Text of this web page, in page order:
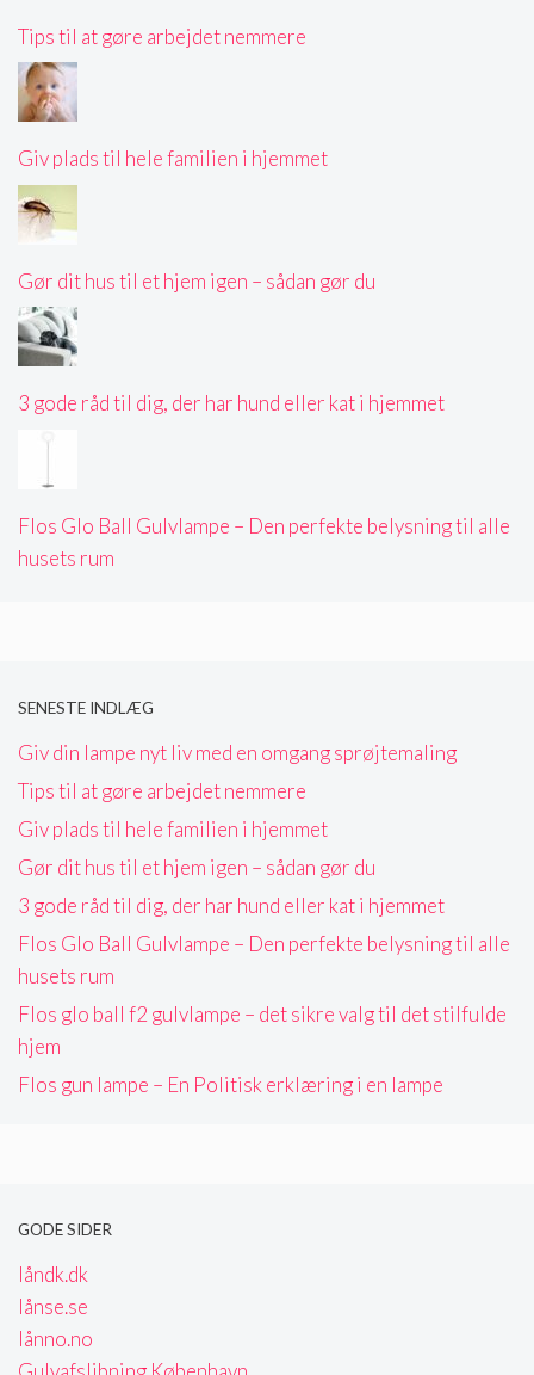
Tips til at gøre arbejdet nemmere
Giv plads til hele familien i hjemmet
Gør dit hus til et hjem igen – sådan gør du
3 gode råd til dig, der har hund eller kat i hjemmet
Flos Glo Ball Gulvlampe – Den perfekte belysning til alle
husets rum
SENESTE INDLÆG
Giv din lampe nyt liv med en omgang sprøjtemaling
Tips til at gøre arbejdet nemmere
Giv plads til hele familien i hjemmet
Gør dit hus til et hjem igen – sådan gør du
3 gode råd til dig, der har hund eller kat i hjemmet
Flos Glo Ball Gulvlampe – Den perfekte belysning til alle
husets rum
Flos glo ball f2 gulvlampe – det sikre valg til det stilfulde
hjem
Flos gun lampe – En Politisk erklæring i en lampe
GODE SIDER
låndk.dk
lånse.se
lånno.no